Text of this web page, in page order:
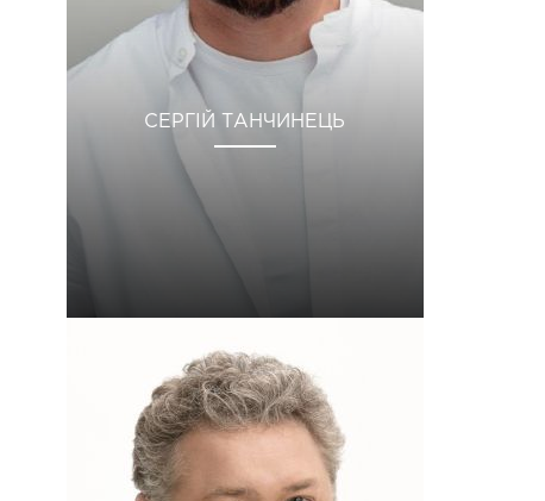
СЕРГІЙ ТАНЧИНЕЦЬ